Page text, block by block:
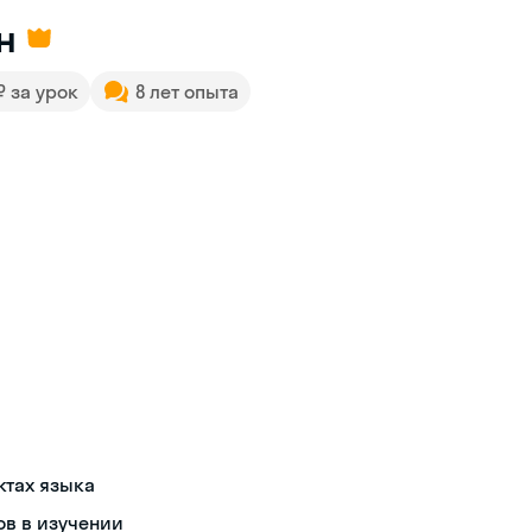
за урок 8 лет опыта
языка
в изучении